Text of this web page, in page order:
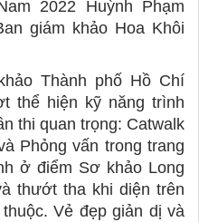
2022 Huỳnh Phạm
giám khảo Hoa Khôi
Thành phố Hồ Chí
thể hiện kỹ năng trình
thi quan trọng: Catwalk
Phỏng vấn trong trang
ở điểm Sơ khảo Long
thướt tha khi diện trên
Vẻ đẹp giản dị và